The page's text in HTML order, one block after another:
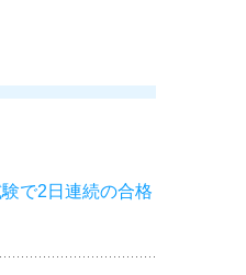
で2日連続の合格